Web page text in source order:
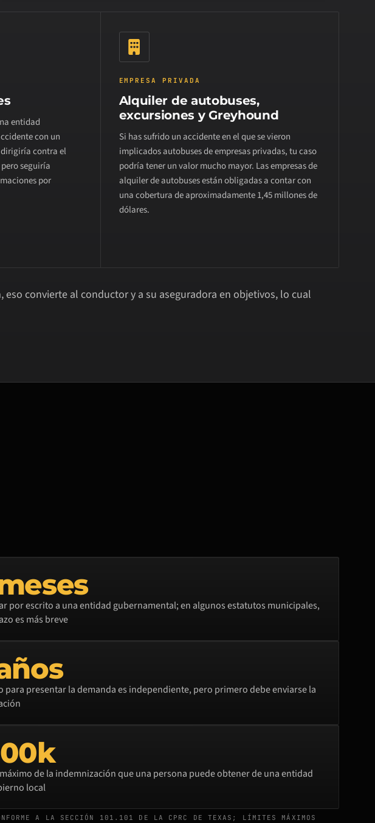
entidad
con un
contra el
seguiría
por
EMPRESA PRIVADA
Alquiler de autobuses,
excursiones y Greyhound
Si has sufrido un accidente en el que se vieron
implicados autobuses de empresas privadas, tu caso
podría tener un valor mucho mayor. Las empresas de
alquiler de autobuses están obligadas a contar con
una cobertura de aproximadamente 1,45 millones de
dólares.
eso convierte al conductor y a su aseguradora en objetivos, lo cual
por escrito a una entidad gubernamental; en algunos estatutos municipales,
es más breve
para presentar la demanda es independiente, pero primero debe enviarse la
de la indemnización que una persona puede obtener de una entidad
local
A LA SECCIÓN 101.101 DE LA CPRC DE TEXAS; LÍMITES MÁXIMOS